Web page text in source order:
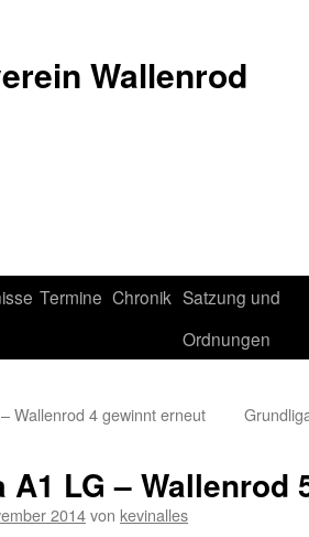
Wallenrod
Termine Chronik Satzung und
Ordnungen
Wallenrod 4 gewinnt erneut
A1 LG – Wallenrod
2014von kevinalles